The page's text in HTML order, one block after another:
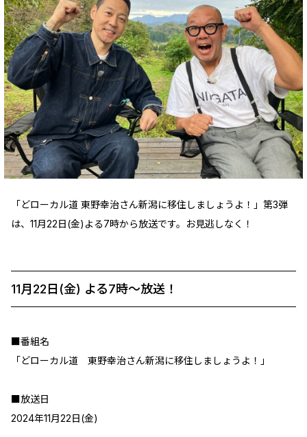
「どローカル道 東野幸治さん新潟に移住しましょうよ！」第3弾
は、11月22日(金)よる7時から放送です。お見逃しなく！
11月22日(金) よる7時〜放送！
■番組名
「どローカル道 東野幸治さん新潟に移住しましょうよ！」
■放送日
2024年11月22日(金)